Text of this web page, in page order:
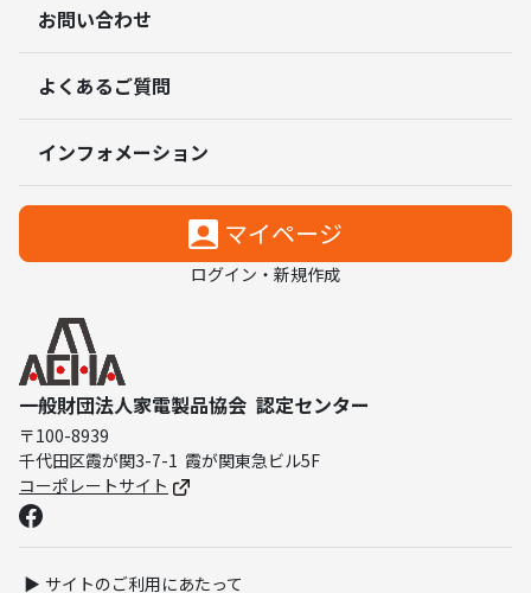
お問い合わせ
よくあるご質問
インフォメーション
マイページ
ログイン・新規作成
一般財団法人家電製品協会 認定センター
〒100-8939
千代田区霞が関3-7-1 霞が関東急ビル5F
コーポレートサイト
サイトのご利用にあたって